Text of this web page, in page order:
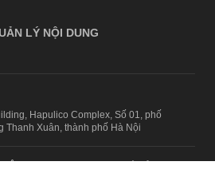
LÝ NỘI DUNG
Hapulico Complex, Số 01, phố
Thanh Xuân, thành phố Hà Nội